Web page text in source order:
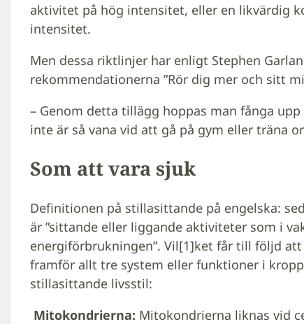
aktivitet på hög intensitet, eller en likvärdig
intensitet.
Men dessa riktlinjer har enligt Stephen
rekommendationerna ”Rör dig mer och sitt
– Genom detta tillägg hoppas man fånga
inte är så vana vid att gå på gym eller träna
Som att vara sjuk
Definitionen på stillasittande på engelska:
är ”sittande eller liggande aktiviteter som i
energiförbrukningen”. Vil[1]ket får till följd
framför allt tre system eller funktioner i
stillasittande livsstil:
Mitokondrierna: Mitokondrierna liknas vid